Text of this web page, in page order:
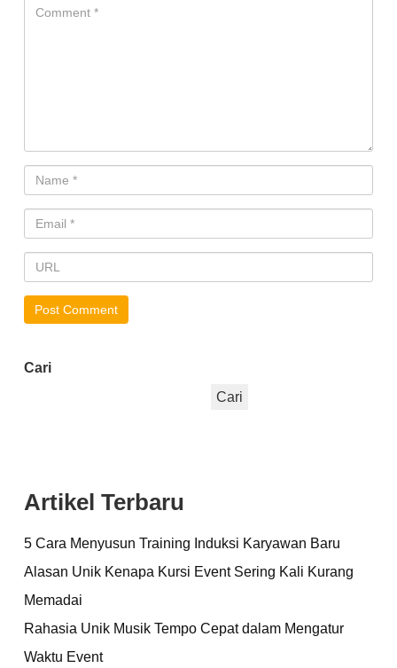
Cari
Cari
Artikel Terbaru
5 Cara Menyusun Training Induksi Karyawan Baru
Alasan Unik Kenapa Kursi Event Sering Kali Kurang
Memadai
Rahasia Unik Musik Tempo Cepat dalam Mengatur
Waktu Event